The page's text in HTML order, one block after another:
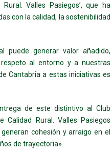
Valles Pasiegos’, que ha
con la calidad, la sostenibilidad
puede generar valor añadido,
al entorno y a nuestras
Cantabria a estas iniciativas es
de este distintivo al Club
Rural. Valles Pasiegos
cohesión y arraigo en el
de trayectoria».